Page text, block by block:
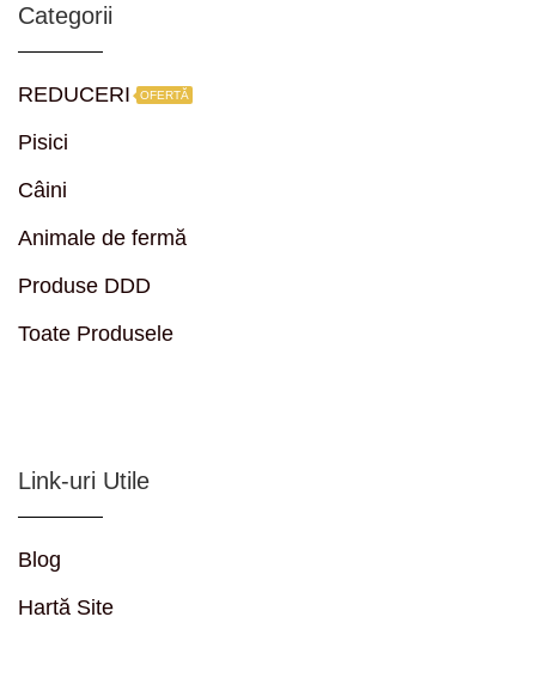
Categorii
REDUCERI OFERTĂ
Pisici
Câini
Animale de fermă
Produse DDD
Toate Produsele
Link-uri Utile
Blog
Hartă Site